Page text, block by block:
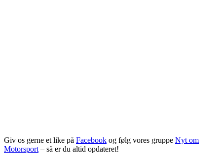
Giv os gerne et like på Facebook og følg vores gruppe Nyt om
Motorsport – så er du altid opdateret!